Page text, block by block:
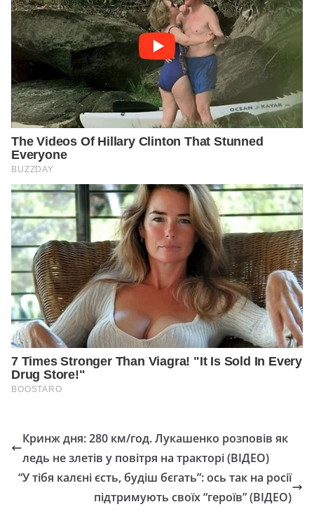
Кринж дня: 280 км/год. Лукашенко розповів як
ледь не злетів у повітря на тракторі (ВІДЕО)
“У тібя калєні єсть, будіш бєгать”: ось так на росії
підтримують своїх “героїв” (ВІДЕО)